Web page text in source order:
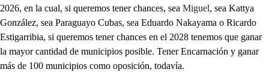
2026, en la cual, si queremos tener chances, sea Miguel, sea Kattya
González, sea Paraguayo Cubas, sea Eduardo Nakayama o Ricardo
Estigarribia, si queremos tener chances en el 2028 tenemos que ganar
la mayor cantidad de municipios posible. Tener Encarnación y ganar
más de 100 municipios como oposición, todavía.